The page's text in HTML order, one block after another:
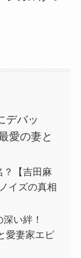
デバッ
愛の妻と
？【吉田麻
イズの真相
い絆！
愛妻家エピ